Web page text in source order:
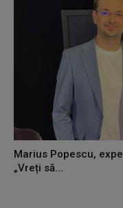
Marius Popescu,
„Vreți să...